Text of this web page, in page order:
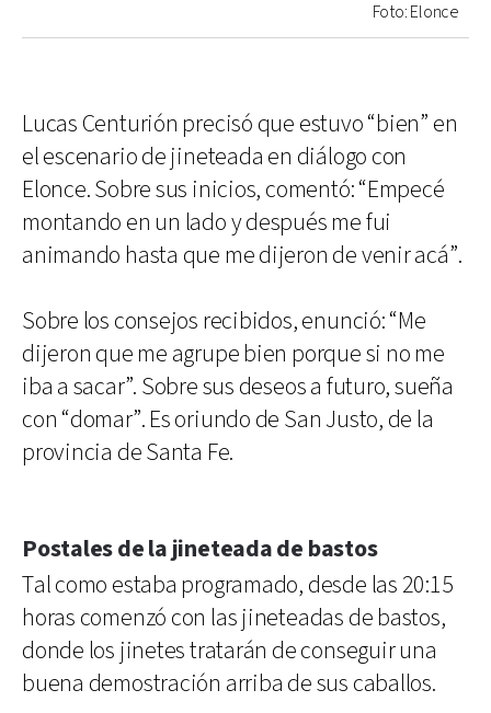
Foto: Elonce
Lucas Centurión precisó que estuvo “bien” en
el escenario de jineteada en diálogo con
Elonce. Sobre sus inicios, comentó: “Empecé
montando en un lado y después me fui
animando hasta que me dijeron de venir acá”.
Sobre los consejos recibidos, enunció: “Me
dijeron que me agrupe bien porque si no me
iba a sacar”. Sobre sus deseos a futuro, sueña
con “domar”. Es oriundo de San Justo, de la
provincia de Santa Fe.
Postales de la jineteada de bastos
Tal como estaba programado, desde las 20:15
horas comenzó con las jineteadas de bastos,
donde los jinetes tratarán de conseguir una
buena demostración arriba de sus caballos.